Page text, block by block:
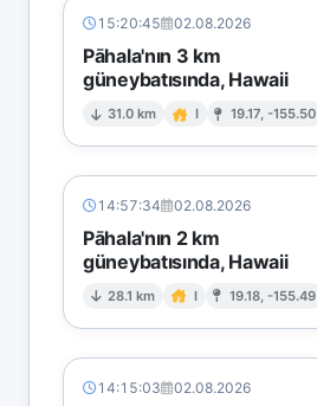
15:20:45 02.08.2026
Pāhala'nın 3 km
güneybatısında, Hawaii
31.0 km I 19.17, -155.50
14:57:34 02.08.2026
Pāhala'nın 2 km
güneybatısında, Hawaii
28.1 km I 19.18, -155.49
14:15:03 02.08.2026